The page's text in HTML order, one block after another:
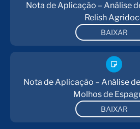
Nota de Aplicação – Análise
Relish
BAIXAR
Nota de Aplicação – Análise
Molhos de
BAIXAR